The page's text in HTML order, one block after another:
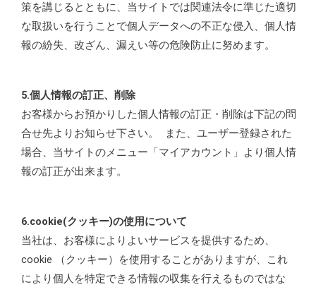
策を講じるとともに、当サイトでは関連法令に準じた適切
な取扱いを行うことで個人データへの不正な侵入、個人情
報の紛失、改ざん、漏えい等の危険防止に努めます。
5.個人情報の訂正、削除
お客様からお預かりした個人情報の訂正・削除は下記の問
合せ先よりお知らせ下さい。 また、ユーザー登録された
場合、当サイトのメニュー「マイアカウント」より個人情
報の訂正が出来ます。
6.cookie(クッキー)の使用について
当社は、お客様によりよいサービスを提供するため、
cookie （クッキー）を使用することがありますが、これ
により個人を特定できる情報の収集を行えるものではな